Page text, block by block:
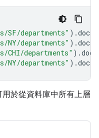
SF/departments" ).doc
departments" ).doc
CHI/departments" ).doc
departments" ).doc
用於從資料庫中所有上層